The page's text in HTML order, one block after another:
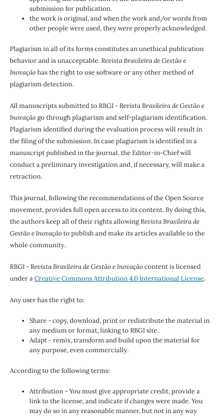
submission for publication.
the work is original, and when the work and/or words from
other people were used, they were properly acknowledged.
Plagiarism in all of its forms constitutes an unethical publication
behavior and is unacceptable.Revista Brasileira de Gestão e
Inovaçãohas the right to use software or any other method of
plagiarism detection.
All manuscripts submitted to RBGI - Revista Brasileira de Gestão e
Inovaçãogo through plagiarism and self-plagiarism identification.
Plagiarism identified during the evaluation process will result in
the filing of the submission. In case plagiarism is identified in a
manuscript published in the journal, the Editor-in-Chief will
conduct a preliminary investigation and, if necessary, will make a
retraction.
This journal, following the recommendations of the Open Source
movement, provides full open access to its content. By doing this,
the authors keep all of their rights allowingRevista Brasileira de
Gestão e Inovaçãoto publish and make its articles available to the
whole community.
RBGI - Revista Brasileira de Gestão e Inovaçãocontent is licensed
under aCreative Commons Attribution 4.0 International License.
Any user has the right to:
Share - copy, download, print or redistribute the material in
any medium or format, linking to RBGI site.
Adapt - remix, transform and build upon the material for
any purpose, even commercially.
According to the following terms:
Attribution - You must give appropriate credit, provide a
link to the license, and indicate if changes were made. You
may do so in any reasonable manner, but not in any way